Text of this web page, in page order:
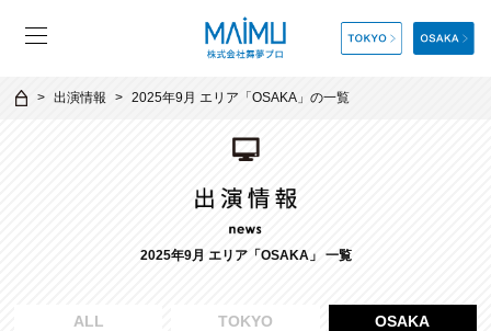
出演情報 2025年9月 エリア「OSAKA」の一覧
2025年9月 エリア「OSAKA」 一覧
ALL TOKYO OSAKA